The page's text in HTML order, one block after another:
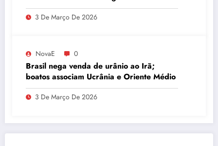
do INSS
3 De Março De 2026
NovaE 0
Brasil nega venda de urânio ao Irã;
boatos associam Ucrânia e Oriente Médio
3 De Março De 2026